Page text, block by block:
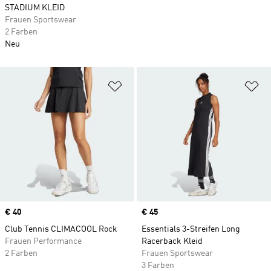
Zur Wunschliste hinzufügen
Price
€ 40
Club Tennis CLIMACOOL Rock
Frauen Performance
2 Farben
Price
€ 45
Essentials 3-Streifen Long
Racerback Kleid
Frauen Sportswear
3 Farben
STADIUM KLEID
Frauen Sportswear
2 Farben
Neu